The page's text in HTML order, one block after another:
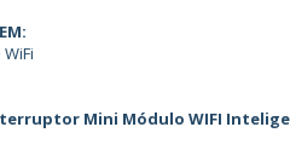
Mini Módulo WIFI